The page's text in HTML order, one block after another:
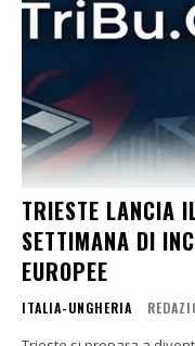
TRIESTE LANCIA
SETTIMANA DI
EUROPEE
ITALIA-UNGHERIA